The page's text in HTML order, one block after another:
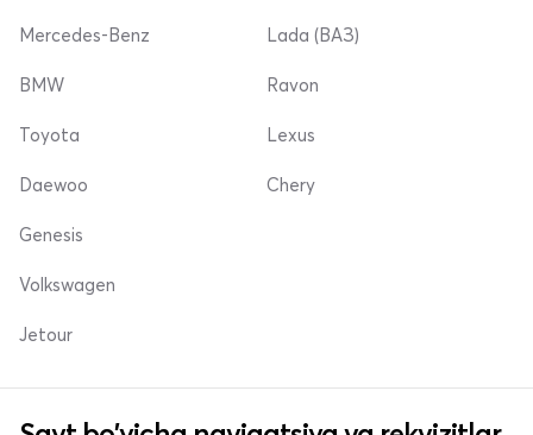
Mercedes-Benz Lada (ВАЗ)
BMW
Toyota
Daewoo
Ravon
Lexus
Chery
Genesis
Volkswagen
Jetour